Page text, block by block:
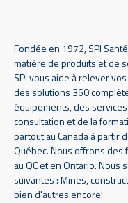
Fondée en 1972, SPI
matière de produits et de
SPI vous aide à relever
des solutions 360
équipements, des
consultation et de la
partout au Canada à partir
Québec. Nous offrons des
au QC et en Ontario.
suivantes : Mines,
bien d'autres encore!